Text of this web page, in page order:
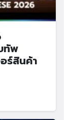
ทัพ
ร์สินค้า